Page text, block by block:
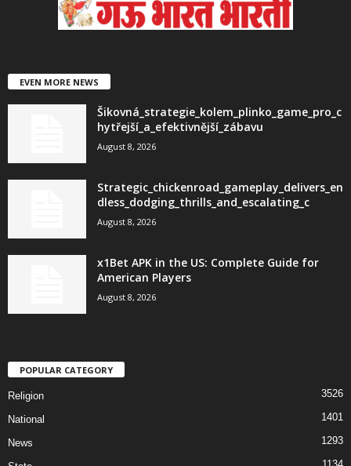
EVEN MORE NEWS
Šikovná_strategie_kolem_plinko_game_pro_c
hytřejší_a_efektivnější_zábavu
August 8, 2026
Strategic_chickenroad_gameplay_delivers_en
dless_dodging_thrills_and_escalating_c
August 8, 2026
x1Bet APK in the US: Complete Guide for
American Players
August 8, 2026
POPULAR CATEGORY
Religion 3526
National 1401
News 1293